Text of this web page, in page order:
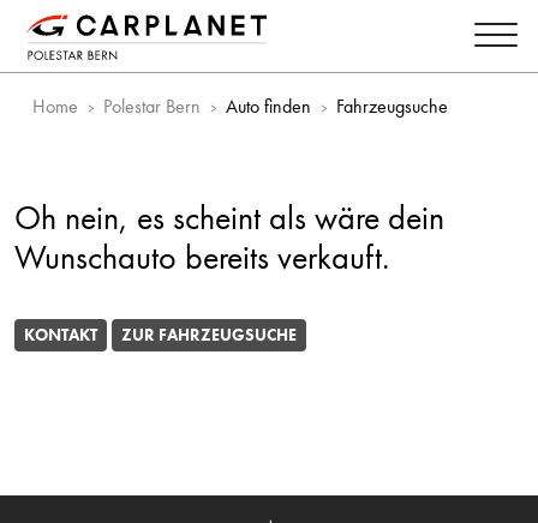
Home Polestar Bern Auto finden Fahrzeugsuche
Oh nein, es scheint als wäre dein
Wunschauto bereits verkauft.
KONTAKT ZUR FAHRZEUGSUCHE